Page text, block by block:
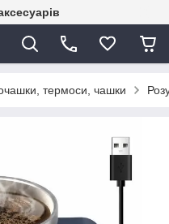
термоси, чашки